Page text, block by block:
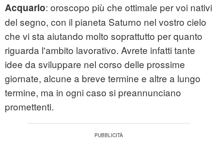
Acquario: oroscopo più che ottimale per voi nativi
del segno, con il pianeta Saturno nel vostro cielo
che vi sta aiutando molto soprattutto per quanto
riguarda l'ambito lavorativo. Avrete infatti tante
idee da sviluppare nel corso delle prossime
giornate, alcune a breve termine e altre a lungo
termine, ma in ogni caso si preannunciano
promettenti.